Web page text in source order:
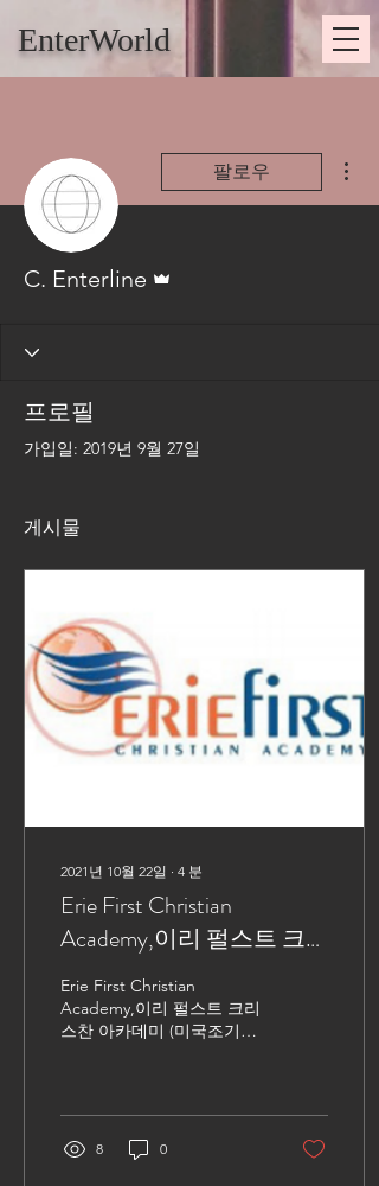
EnterWorld
팔로우
C. Enterline
프로필
가입일: 2019년 9월 27일
게시물
2021년 10월 22일 ∙ 4 분
Erie First Christian
Academy,이리 펄스트 크
리스찬 아카데미 (미국조
기유학)
Erie First Christian
Academy,이리 펄스트 크리
스찬 아카데미 (미국조기유
(학비, 주거 시설 및 언어 지
원 수업포함) ​ 미국...
8 0